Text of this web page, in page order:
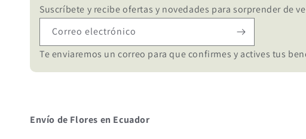
Suscríbete y recibe ofertas y novedades para sorprender de
Correo electrónico
Te enviaremos un correo para que confirmes y actives tus
Envío de Flores en Ecuador